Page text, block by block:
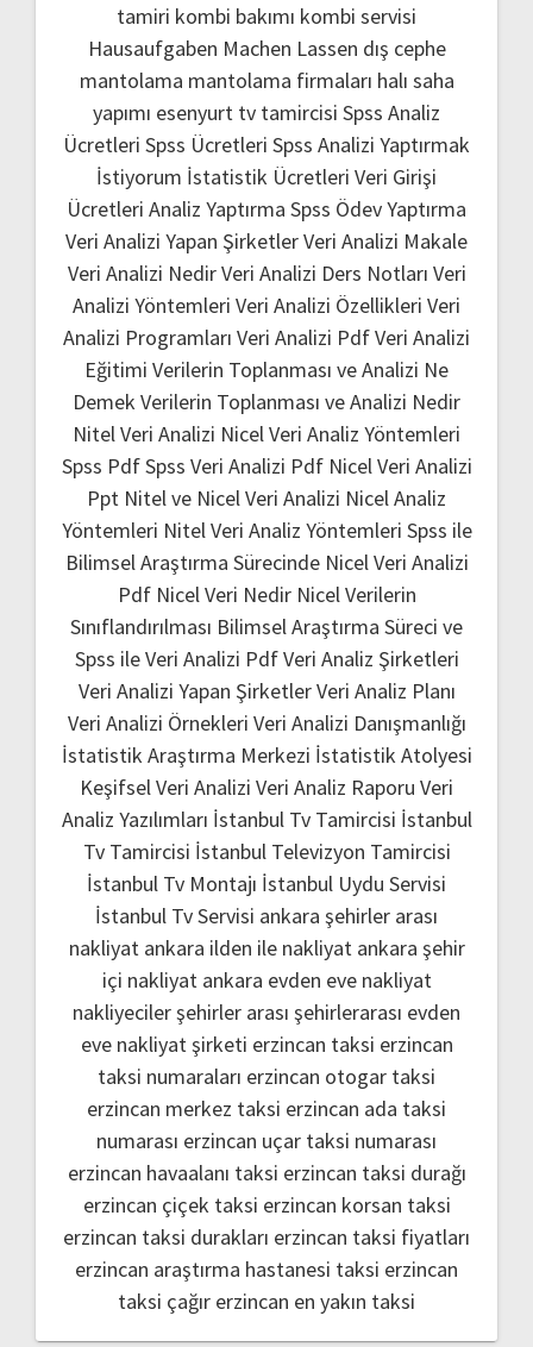
tamiri kombi bakımı kombi servisi
Hausaufgaben Machen Lassen dış cephe
mantolama mantolama firmaları halı saha
yapımı esenyurt tv tamircisi Spss Analiz
Ücretleri Spss Ücretleri Spss Analizi Yaptırmak
İstiyorum İstatistik Ücretleri Veri Girişi
Ücretleri Analiz Yaptırma Spss Ödev Yaptırma
Veri Analizi Yapan ŞirketlerVeri Analizi Makale
Veri Analizi NedirVeri Analizi Ders Notları Veri
Analizi Yöntemleri Veri Analizi Özellikleri Veri
Analizi Programları Veri Analizi PdfVeri Analizi
Eğitimi Verilerin Toplanması ve Analizi Ne
Demek Verilerin Toplanması ve Analizi Nedir
Nitel Veri Analizi Nicel Veri Analiz Yöntemleri
Spss PdfSpss Veri Analizi Pdf Nicel Veri Analizi
Ppt Nitel ve Nicel Veri Analizi Nicel Analiz
Yöntemleri Nitel Veri Analiz Yöntemleri Spss ile
Bilimsel Araştırma Sürecinde Nicel Veri Analizi
Pdf Nicel Veri Nedir Nicel Verilerin
Sınıflandırılması Bilimsel Araştırma Süreci ve
Spss ile Veri Analizi PdfVeri Analiz Şirketleri
Veri Analizi Yapan ŞirketlerVeri Analiz Planı
Veri Analizi Örnekleri Veri Analizi Danışmanlığı
İstatistik Araştırma Merkezi İstatistik Atolyesi
Keşifsel Veri Analizi Veri Analiz Raporu Veri
Analiz Yazılımları İstanbul Tv Tamircisi İstanbul
Tv Tamircisi İstanbul Televizyon Tamircisi
İstanbul Tv Montajı İstanbul Uydu Servisi
İstanbul Tv Servisi ankara şehirler arası
nakliyat ankara ilden ile nakliyat ankara şehir
içi nakliyat ankara evden eve nakliyat
nakliyeciler şehirler arası şehirlerarası evden
eve nakliyat şirketi erzincan taksi erzincan
taksi numaraları erzincan otogar taksi
erzincan merkez taksi erzincan ada taksi
numarası erzincan uçar taksi numarası
erzincan havaalanı taksi erzincan taksi durağı
erzincan çiçek taksi erzincan korsan taksi
erzincan taksi durakları erzincan taksi fiyatları
erzincan araştırma hastanesi taksi erzincan
taksi çağır erzincan en yakın taksi